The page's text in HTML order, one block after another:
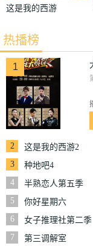
这是我的西游
热播榜
1
2
这是我的西游2
3
种地吧4
4
半熟恋人第五季
5
你好星期六
6
女子推理社第二季
7
第三调解室